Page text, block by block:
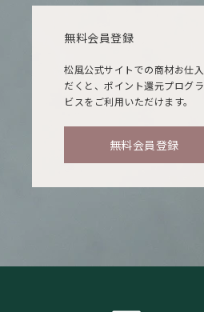
無料会員登録
松風公式サイトでの商材お仕
だくと、ポイント還元プログ
ビスをご利用いただけます。
無料会員登録